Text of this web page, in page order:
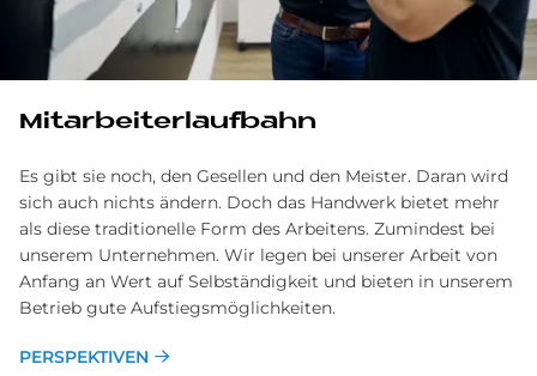
Mit­ar­bei­ter­lauf­bahn
Es gibt sie noch, den Gesellen und den Meister. Daran wird
sich auch nichts ändern. Doch das Handwerk bietet mehr
als diese traditionelle Form des Arbeitens. Zumindest bei
unserem Unternehmen. Wir legen bei unserer Arbeit von
Anfang an Wert auf Selb­ständigkeit und bieten in unserem
Betrieb gute Aufstiegs­möglichkeiten.
PERSPEKTIVEN